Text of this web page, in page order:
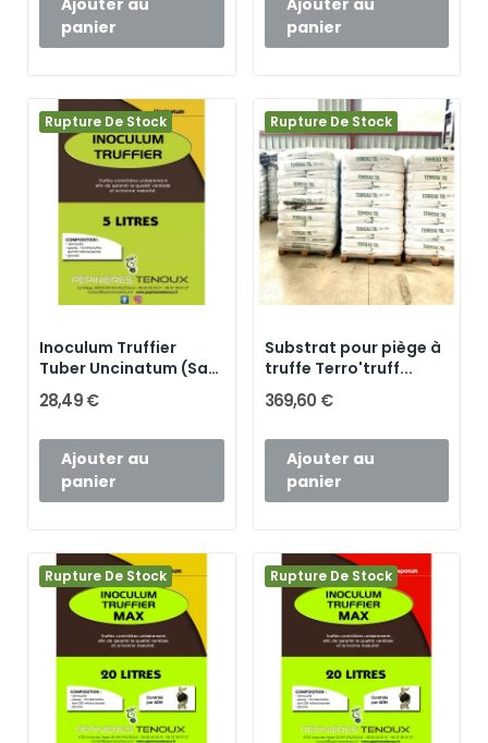
panier
panier
Rupture De Stock
Inoculum Truffier
Tuber Uncinatum (Sac
de 5...
28,49 €
Ajouter au
panier
Rupture De Stock
Substrat pour piège à
truffe Terro'truff...
369,60 €
Ajouter au
panier
Rupture De Stock Rupture De Stock